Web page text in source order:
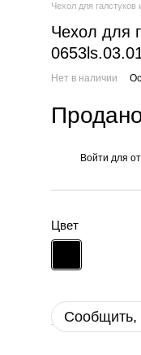
Чехол для галстуков
Чехол для
Нет в наличии
Войти для
Цвет
Сообщить,